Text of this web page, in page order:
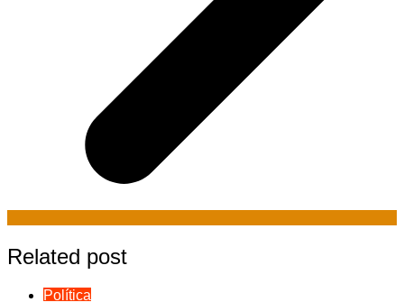
Related post
Política